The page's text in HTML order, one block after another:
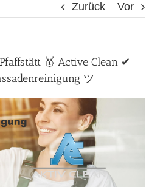
Zurück Vor
🥇 Active Clean ✔
ツ